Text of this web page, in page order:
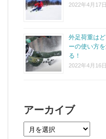
2022年4月17日
外足荷重は
ーの使い方
る！
2022年4月16日
アーカイブ